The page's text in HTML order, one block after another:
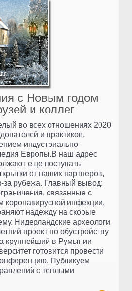
с Новым годом
и коллег
во всех отношениях 2020
и практиков,
индустриально-
Европы.В наш адрес
еще поступать
от наших партнеров,
за рубежа. Главный вывод:
связанные с
коронавирусной инфекции,
надежду на скорые
Нидерландские археологи
проект по обустройству
крупнейший в Румынии
готовится провести
Публикуем
с теплыми